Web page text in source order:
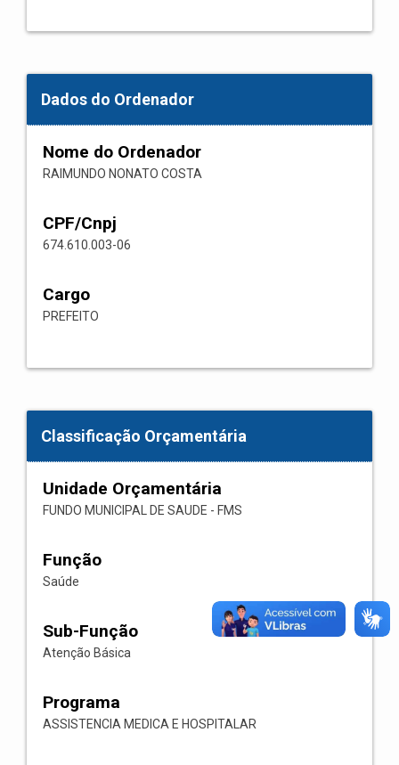
Dados do Ordenador
Nome do Ordenador
RAIMUNDO NONATO COSTA
CPF/Cnpj
674.610.003-06
Cargo
PREFEITO
Classificação Orçamentária
Unidade Orçamentária
FUNDO MUNICIPAL DE SAUDE - FMS
Função
Saúde
Sub-Função
Atenção Básica
Programa
ASSISTENCIA MEDICA E HOSPITALAR